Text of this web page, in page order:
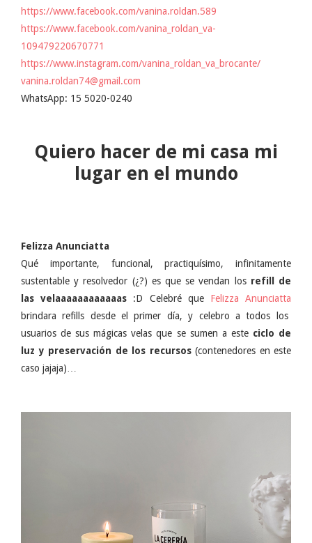
https://www.facebook.com/vanina.roldan.589
https://www.facebook.com/vanina_roldan_va-
109479220670771
https://www.instagram.com/vanina_roldan_va_brocante/
vanina.roldan74@gmail.com
WhatsApp: 15 5020-0240
Quiero hacer de mi casa mi
lugar en el mundo
Felizza Anunciatta
Qué importante, funcional, practiquísimo, infinitamente
sustentable y resolvedor (¿?) es que se vendan los refill de
las velaaaaaaaaaaaas :D Celebré que Felizza Anunciatta
brindara refills desde el primer día, y celebro a todos los
usuarios de sus mágicas velas que se sumen a este ciclo de
luz y preservación de los recursos(contenedores en este
caso jajaja)…